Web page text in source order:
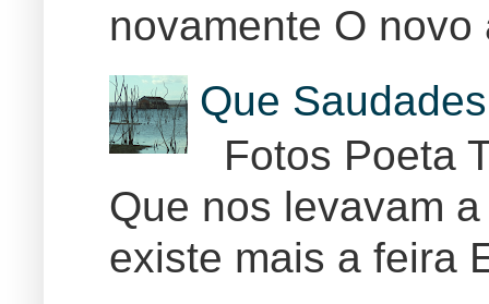
novamente O
Que
Fotos Poeta
Que nos levavam
existe mais a feira